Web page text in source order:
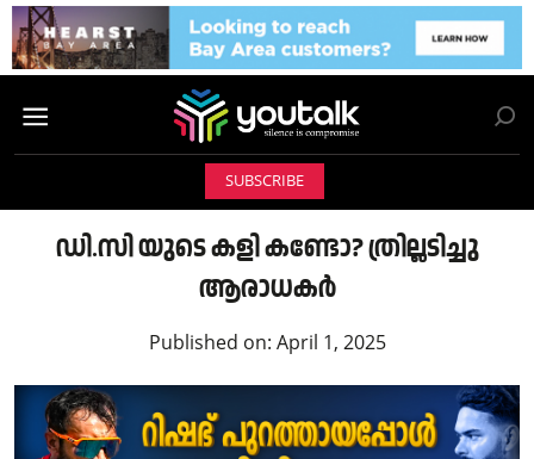
SUBSCRIBE
ഡി.സി യുടെ കളി കണ്ടോ? ത്രില്ലടിച്ചു
ആരാധകർ
Published on: April 1, 2025